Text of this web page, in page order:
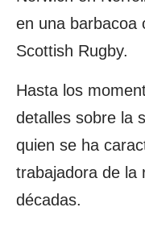
en una barbacoa
Scottish Rugby.
Hasta los
detalles sobre la
quien se ha
trabajadora de la
décadas.